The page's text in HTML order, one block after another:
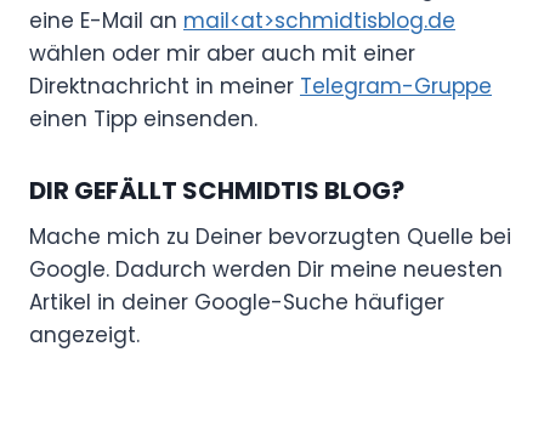
eine E-Mail an mail<at>schmidtisblog.de
wählen oder mir aber auch mit einer
Direktnachricht in meiner Telegram-Gruppe
einen Tipp einsenden.
DIR GEFÄLLT SCHMIDTIS BLOG?
Mache mich zu Deiner bevorzugten Quelle bei
Google. Dadurch werden Dir meine neuesten
Artikel in deiner Google-Suche häufiger
angezeigt.